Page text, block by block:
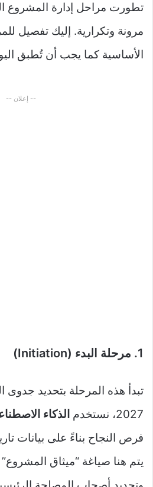
تطورت مراحل إدارة المشروع
مرونة وتكرارية. إليك تفصيل
الأساسية كما يجب أن تُطبق
-- إعلان --
1. مرحلة البدء (Initiation)
تبدأ هذه المرحلة بتحديد
2027، نستخدم
الذكاء
فرص النجاح بناءً على بيانات